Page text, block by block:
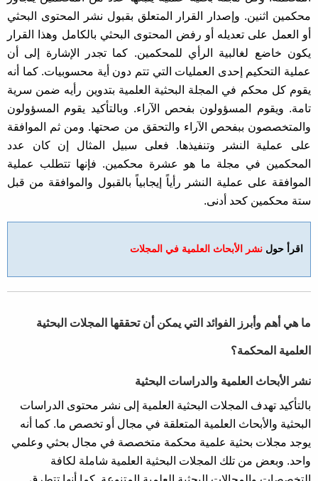
محكمين اثنين. وإصدار القرار المتعلق بقبول نشر المحتوى البحثي
أو العمل على تعديله أو رفض المحتوى البحثي بالكامل وهذا القرار
يكون خاضع لغالبية الرأي للمحكمين. كما تجدر الإشارة إلى أن
عملية التحكيم إحدى العمليات التي تتم دون أية محسوبيات. كما أنه
يقوم كل محكم في المجلة البحثية العلمية بتدوين رأيه ضمن سرية
تامة. ويقوم المسؤولون بفحص الآراء. وبالتأكيد يقوم المسؤولون
والمتخصصون ببفحص الآراء والتحقق من صحتها. ومن ثم الموافقة
على عملية النشر وتنفيذها. فعلى سبيل المثال إن كان عدد
المحكمين في مجلة ما هو عشرة محكمين. فإنها تتطلب عملية
الموافقة على عملية النشر رأياً إيجابياً بالقبول والموافقة من قبل
ستة محكمين كحد أدنى.
اقرأ حول نشر الأبحاث العلمية في المجلات
ما هي أهم وأبرز الفوائد التي يمكن أن تحققها المجلات البحثية
العلمية المحكمة؟
نشر الأبحاث العلمية والدراسات البحثية
بالتأكيد تهدف المجلات البحثية العلمية إلى نشر محتوى الدراسات
البحثية والأبحاث العلمية المتعلقة في مجال أو تخصص ما. كما أنه
يوجد مجلات بحثية علمية محكمة متخصصة في مجال بحثي وعلمي
واحد. وبعض من تلك المجلات البحثية العلمية شاملة لكافة